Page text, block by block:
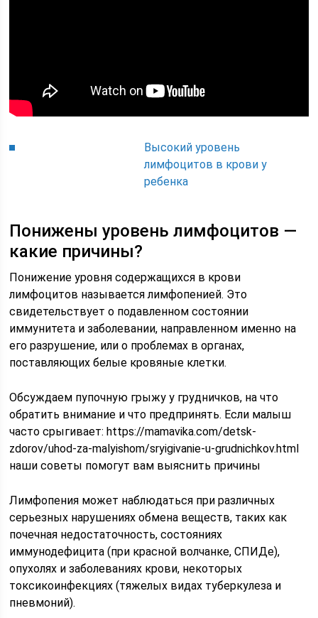
Высокий уровень
лимфоцитов в крови у
ребенка
Понижены уровень лимфоцитов —
какие причины?
Понижение уровня содержащихся в крови
лимфоцитов называется лимфопенией. Это
свидетельствует о подавленном состоянии
иммунитета и заболевании, направленном именно на
его разрушение, или о проблемах в органах,
поставляющих белые кровяные клетки.
Обсуждаем пупочную грыжу у грудничков, на что
обратить внимание и что предпринять. Если малыш
часто срыгивает: https://mamavika.com/detsk-
zdorov/uhod-za-malyishom/sryigivanie-u-grudnichkov.html
наши советы помогут вам выяснить причины
Лимфопения может наблюдаться при различных
серьезных нарушениях обмена веществ, таких как
почечная недостаточность, состояниях
иммунодефицита (при красной волчанке, СПИДе),
опухолях и заболеваниях крови, некоторых
токсикоинфекциях (тяжелых видах туберкулеза и
пневмоний).